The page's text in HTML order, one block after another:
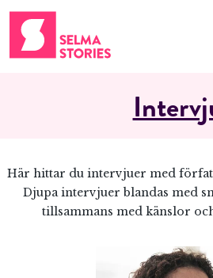
Här hittar du intervjuer med
Djupa intervjuer blandas med
tillsammans med känslor